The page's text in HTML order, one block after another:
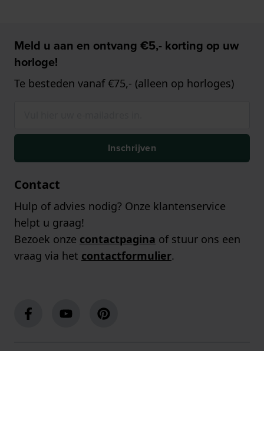
Meld u aan en ontvang €5,- korting op uw
horloge!
Te besteden vanaf €75,- (alleen op horloges)
Inschrijven
Contact
Hulp of advies nodig? Onze klantenservice
helpt u graag!
Bezoek onze contactpagina of stuur ons een
vraag via het contactformulier.